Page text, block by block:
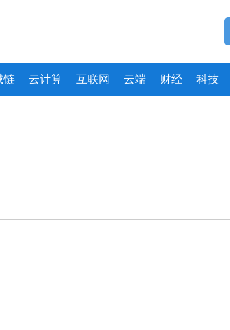
链 云计算 互联网 云端 财经 科技